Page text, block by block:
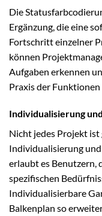
Die
Ergänzung, die eine
Fortschritt einzelner
können
Aufgaben erkennen
Praxis der
Individualisierung
Nicht jedes Projekt
Individualisierung
erlaubt es Benutzern,
spezifischen
Individualisierbare
Balkenplan so